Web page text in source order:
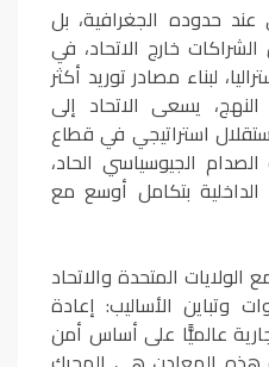
حدوده الجغرافية، بل
خارج الاتحاد، في
لبناء مصادر توريد أكثر
يسعى الاتحاد إلى
استراتيجي في قطاع
الجيوسياسي الحاد،
بتكامل أوسع مع
المتحدة والاتحاد
وتباين الأساليب: إعادة
عالميًّا على أساس أمن